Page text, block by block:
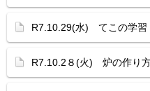
R7.10.29(水) てこの学習
R7.10.2８(火) 炉の作り